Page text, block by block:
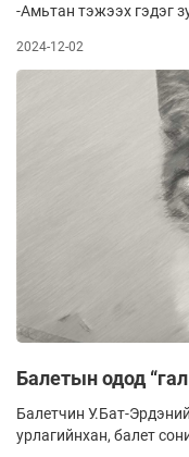
-Амьтан тэжээх гэдэг
2024-12-02
Балетын одод
Балетчин У.Бат-
урлагийнхан, балет